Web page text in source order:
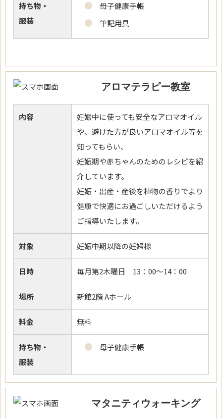
持ち物・
服装
母子健康手帳
筆記用具
アロマテラピー教室
内容
妊娠中に使っても安全なアロマオイル
や、避けた方が良いアロマオイル等を
知ってもらい、
妊娠期や赤ちゃんのためのレシピを紹
介しています。
妊娠・出産・産後を植物の香りでより
健康で快適にお過ごしいただけるよう
ご指導いたします。
対象 妊娠中期以降の妊婦様
日時 毎月第2木曜日 13：00～14：00
場所 新館2階 Aホール
料金 無料
持ち物・
服装
母子健康手帳
マタニティウォーキング